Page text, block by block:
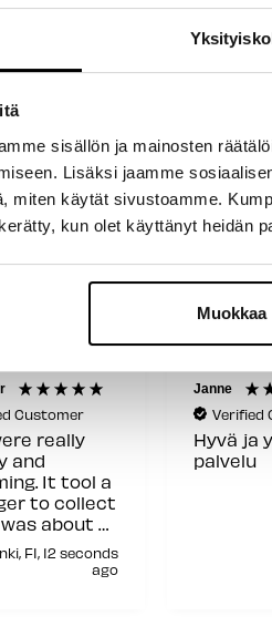
sisällön ja mainosten
Lisäksi jaamme
miten käytät sivustoamme.
kun olet käyttänyt heidän
Muokkaa
Kirjoita ensimmäinen
Customer
ystävällinen
3 days ago
Laura
Verified